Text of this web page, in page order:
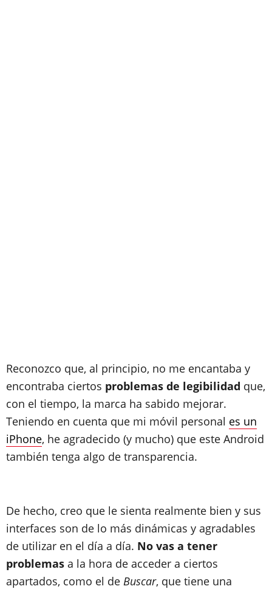
Reconozco que, al principio, no me encantaba y
encontraba ciertos problemas de legibilidad que,
con el tiempo, la marca ha sabido mejorar.
Teniendo en cuenta que mi móvil personal es un
iPhone, he agradecido (y mucho) que este Android
también tenga algo de transparencia.
De hecho, creo que le sienta realmente bien y sus
interfaces son de lo más dinámicas y agradables
de utilizar en el día a día. No vas a tener
problemas a la hora de acceder a ciertos
apartados, como el de Buscar, que tiene una